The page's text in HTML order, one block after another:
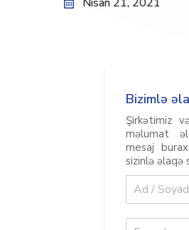
Bizimlə
Şirkətimiz
məlumat
mesaj
sizinlə əlaqə